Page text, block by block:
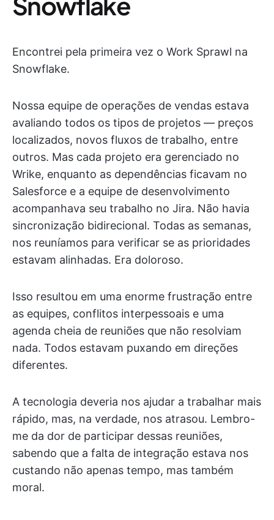
Encontrei pela primeira vez o Work Sprawl na
Snowflake.
Nossa equipe de operações de vendas estava
avaliando todos os tipos de projetos — preços
localizados, novos fluxos de trabalho, entre
outros. Mas cada projeto era gerenciado no
Wrike, enquanto as dependências ficavam no
Salesforce e a equipe de desenvolvimento
acompanhava seu trabalho no Jira. Não havia
sincronização bidirecional. Todas as semanas,
nos reuníamos para verificar se as prioridades
estavam alinhadas. Era doloroso.
Isso resultou em uma enorme frustração entre
as equipes, conflitos interpessoais e uma
agenda cheia de reuniões que não resolviam
nada. Todos estavam puxando em direções
diferentes.
A tecnologia deveria nos ajudar a trabalhar mais
rápido, mas, na verdade, nos atrasou. Lembro-
me da dor de participar dessas reuniões,
sabendo que a falta de integração estava nos
custando não apenas tempo, mas também
moral.